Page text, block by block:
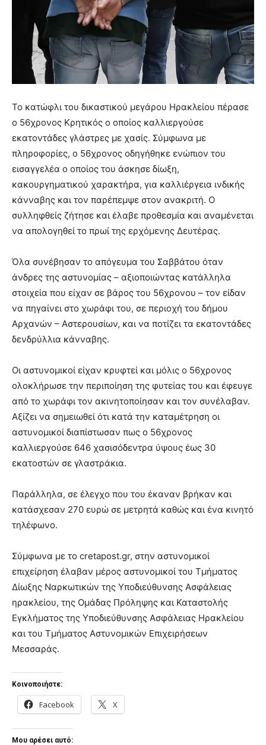
Το κατώφλι του δικαστικού μεγάρου Ηρακλείου πέρασε
ο 56χρονος Κρητικός ο οποίος καλλιεργούσε
εκατοντάδες γλάστρες με χασίς. Σύμφωνα με
πληροφορίες, ο 56χρονος οδηγήθηκε ενώπιον του
εισαγγελέα ο οποίος του άσκησε δίωξη,
κακουργηματικού χαρακτήρα, για καλλιέργεια ινδικής
κάνναβης και τον παρέπεμψε στον ανακριτή. Ο
συλληφθείς ζήτησε και έλαβε προθεσμία και αναμένεται
να απολογηθεί το πρωί της ερχόμενης Δευτέρας.
Όλα συνέβησαν το απόγευμα του Σαββάτου όταν
άνδρες της αστυνομίας – αξιοποιώντας κατάλληλα
στοιχεία που είχαν σε βάρος του 56χρονου – τον είδαν
να πηγαίνει στο χωράφι του, σε περιοχή του δήμου
Αρχανών – Αστερουσίων, και να ποτίζει τα εκατοντάδες
δενδρύλλια κάνναβης.
Οι αστυνομικοί είχαν κρυφτεί και μόλις ο 56χρονος
ολοκλήρωσε την περιποίηση της φυτείας του και έφευγε
από το χωράφι τον ακινητοποίησαν και τον συνέλαβαν.
Αξίζει να σημειωθεί ότι κατά την καταμέτρηση οι
αστυνομικοί διαπίστωσαν πως ο 56χρονος
καλλιεργούσε 646 χασισόδεντρα ύψους έως 30
εκατοστών σε γλαστράκια.
Παράλληλα, σε έλεγχο που του έκαναν βρήκαν και
κατάσχεσαν 270 ευρώ σε μετρητά καθώς και ένα κινητό
τηλέφωνο.
Σύμφωνα με το cretapost.gr, στην αστυνομικοί
επιχείρηση έλαβαν μέρος αστυνομικοί του Τμήματος
Δίωξης Ναρκωτικών της Υποδιεύθυνσης Ασφάλειας
ηρακλείου, της Ομάδας Πρόληψης και Καταστολής
Εγκλήματος της Υποδιεύθυνσης Ασφάλειας Ηρακλείου
και του Τμήματος Αστυνομικών Επιχειρήσεων
Μεσσαράς.
Κοινοποιήστε:
Facebook X
Μου αρέσει αυτό: